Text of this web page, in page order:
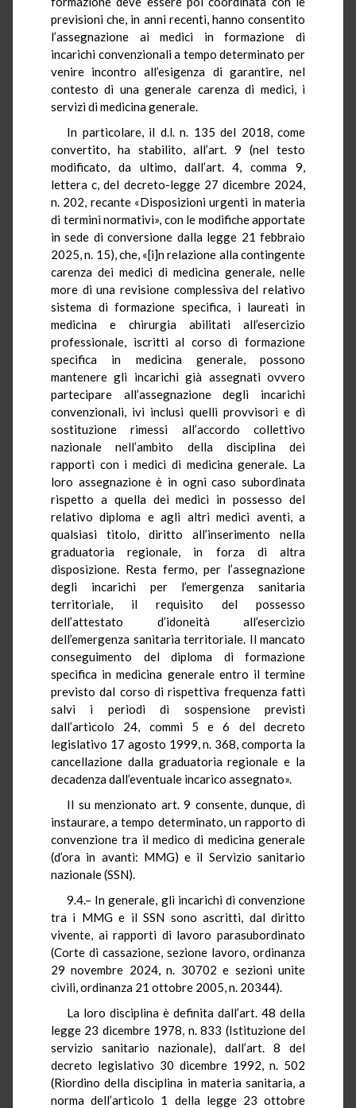
previsioni che, in anni recenti, hanno consentito
l’assegnazione ai medici in formazione di
incarichi convenzionali a tempo determinato per
venire incontro all’esigenza di garantire, nel
contesto di una generale carenza di medici, i
servizi di medicina generale.
In particolare, il d.l. n. 135 del 2018, come
convertito, ha stabilito, all’art. 9 (nel testo
modificato, da ultimo, dall’art. 4, comma 9,
lettera c, del decreto-legge 27 dicembre 2024,
n. 202, recante «Disposizioni urgenti in materia
di termini normativi», con le modifiche apportate
in sede di conversione dalla legge 21 febbraio
2025, n. 15), che, «[i]n relazione alla contingente
carenza dei medici di medicina generale, nelle
more di una revisione complessiva del relativo
sistema di formazione specifica, i laureati in
medicina e chirurgia abilitati all’esercizio
professionale, iscritti al corso di formazione
specifica in medicina generale, possono
mantenere gli incarichi già assegnati ovvero
partecipare all’assegnazione degli incarichi
convenzionali, ivi inclusi quelli provvisori e di
sostituzione rimessi all’accordo collettivo
nazionale nell’ambito della disciplina dei
rapporti con i medici di medicina generale. La
loro assegnazione è in ogni caso subordinata
rispetto a quella dei medici in possesso del
relativo diploma e agli altri medici aventi, a
qualsiasi titolo, diritto all’inserimento nella
graduatoria regionale, in forza di altra
disposizione. Resta fermo, per l’assegnazione
degli incarichi per l’emergenza sanitaria
territoriale, il requisito del possesso
dell’attestato d’idoneità all’esercizio
dell’emergenza sanitaria territoriale. Il mancato
conseguimento del diploma di formazione
specifica in medicina generale entro il termine
previsto dal corso di rispettiva frequenza fatti
salvi i periodi di sospensione previsti
dall’articolo 24, commi 5 e 6 del decreto
legislativo 17 agosto 1999, n. 368, comporta la
cancellazione dalla graduatoria regionale e la
decadenza dall’eventuale incarico assegnato».
Il su menzionato art. 9 consente, dunque, di
instaurare, a tempo determinato, un rapporto di
convenzione tra il medico di medicina generale
(d’ora in avanti: MMG) e il Servizio sanitario
nazionale (SSN).
9.4.– In generale, gli incarichi di convenzione
tra i MMG e il SSN sono ascritti, dal diritto
vivente, ai rapporti di lavoro parasubordinato
(Corte di cassazione, sezione lavoro, ordinanza
29 novembre 2024, n. 30702 e sezioni unite
civili, ordinanza 21 ottobre 2005, n. 20344).
La loro disciplina è definita dall’art. 48 della
legge 23 dicembre 1978, n. 833 (Istituzione del
servizio sanitario nazionale), dall’art. 8 del
decreto legislativo 30 dicembre 1992, n. 502
(Riordino della disciplina in materia sanitaria, a
norma dell’articolo 1 della legge 23 ottobre